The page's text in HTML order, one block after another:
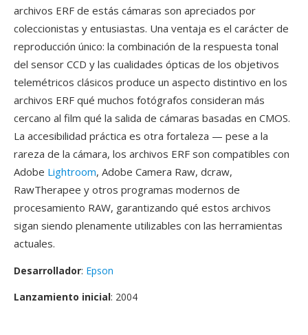
archivos ERF de estás cámaras son apreciados por
coleccionistas y entusiastas. Una ventaja es el carácter de
reproducción único: la combinación de la respuesta tonal
del sensor CCD y las cualidades ópticas de los objetivos
telemétricos clásicos produce un aspecto distintivo en los
archivos ERF qué muchos fotógrafos consideran más
cercano al film qué la salida de cámaras basadas en CMOS.
La accesibilidad práctica es otra fortaleza — pese a la
rareza de la cámara, los archivos ERF son compatibles con
Adobe Lightroom, Adobe Camera Raw, dcraw,
RawTherapee y otros programas modernos de
procesamiento RAW, garantizando qué estos archivos
sigan siendo plenamente utilizables con las herramientas
actuales.
Desarrollador: Epson
Lanzamiento inicial: 2004